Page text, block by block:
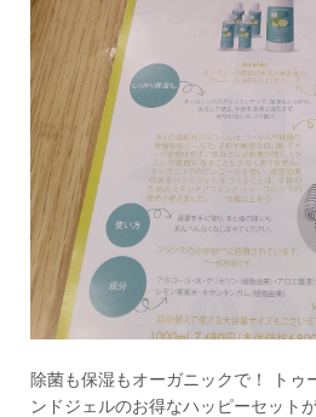
除菌も保湿もオーガニックで！ トゥ
ンドジェルのお得なハッピーセット